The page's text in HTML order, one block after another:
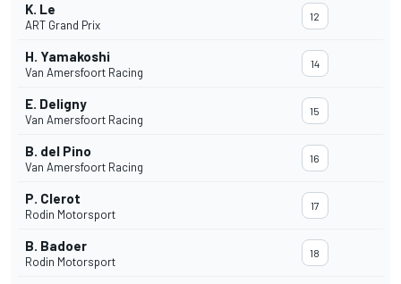
K. Le
ART Grand Prix
12
H. Yamakoshi
Van Amersfoort Racing
14
E. Deligny
Van Amersfoort Racing
15
B. del Pino
Van Amersfoort Racing
16
P. Clerot
Rodin Motorsport
17
B. Badoer
Rodin Motorsport
18